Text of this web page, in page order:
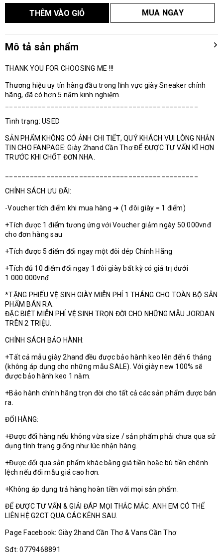
THÊM VÀO GIỎ MUA NGAY
Mô tả sản phẩm
THANK YOU FOR CHOOSING ME !!!
Thương hiệu uy tín hàng đầu trong lĩnh vực giày Sneaker chính
hãng, đã có hơn 5 năm kinh nghiệm.
Tình trạng: USED
SẢN PHẨM KHÔNG CÓ ẢNH CHI TIẾT, QUÝ KHÁCH VUI LÒNG NHẮN
TIN CHO FANPAGE: Giày 2hand Cần Thơ ĐỂ ĐƯỢC TƯ VẤN KĨ HƠN
TRƯỚC KHI CHỐT ĐƠN NHA.
CHÍNH SÁCH ƯU ĐÃI:
-Voucher tích điểm khi mua hàng ➜ (1 đôi giày = 1 điểm)
+Tích được 1 điểm tương ứng với Voucher giảm ngày 50.000vnđ
cho đơn hàng sau
+Tích được 5 điểm đổi ngay một đôi dép Chính Hãng
+Tích đủ 10 điểm đổi ngay 1 đôi giày bất kỳ có giá trị dưới
1.000.000vnđ
*TẶNG PHIẾU VỆ SINH GIÀY MIỄN PHÍ 1 THÁNG CHO TOÀN BỘ SẢN
PHẨM BÁN RA.
ĐẶC BIỆT MIỄN PHÍ VỆ SINH TRỌN ĐỜI CHO NHỮNG MẪU JORDAN
TRÊN 2 TRIỆU.
CHÍNH SÁCH BẢO HÀNH:
+Tất cả mẫu giày 2hand đều được bảo hành keo lên đến 6 tháng
(không áp dụng cho những mẫu SALE). Với giày new 100% sẽ
được bảo hành keo 1 năm.
+Bảo hành chính hãng trọn đời cho tất cả các sản phẩm được bán
ra.
ĐỔI HÀNG:
+Được đổi hàng nếu không vừa size / sản phẩm phải chưa qua sử
dụng tình trạng giống như lúc nhận hàng.
+Được đổi qua sản phẩm khác bằng giá tiền hoặc bù tiền chênh
lệch nếu đổi mẫu giá cao hơn.
+Không áp dụng trả hàng hoàn tiền với mọi sản phẩm.
ĐỂ ĐƯỢC TƯ VẤN & GIẢI ĐÁP MỌI THẮC MẮC. ANH EM CÓ THỂ
LIÊN HỆ G2CT QUA CÁC KÊNH SAU.
Page Facebook: Giày 2hand Cần Thơ & Vans Cần Thơ
Sđt: 0779468891